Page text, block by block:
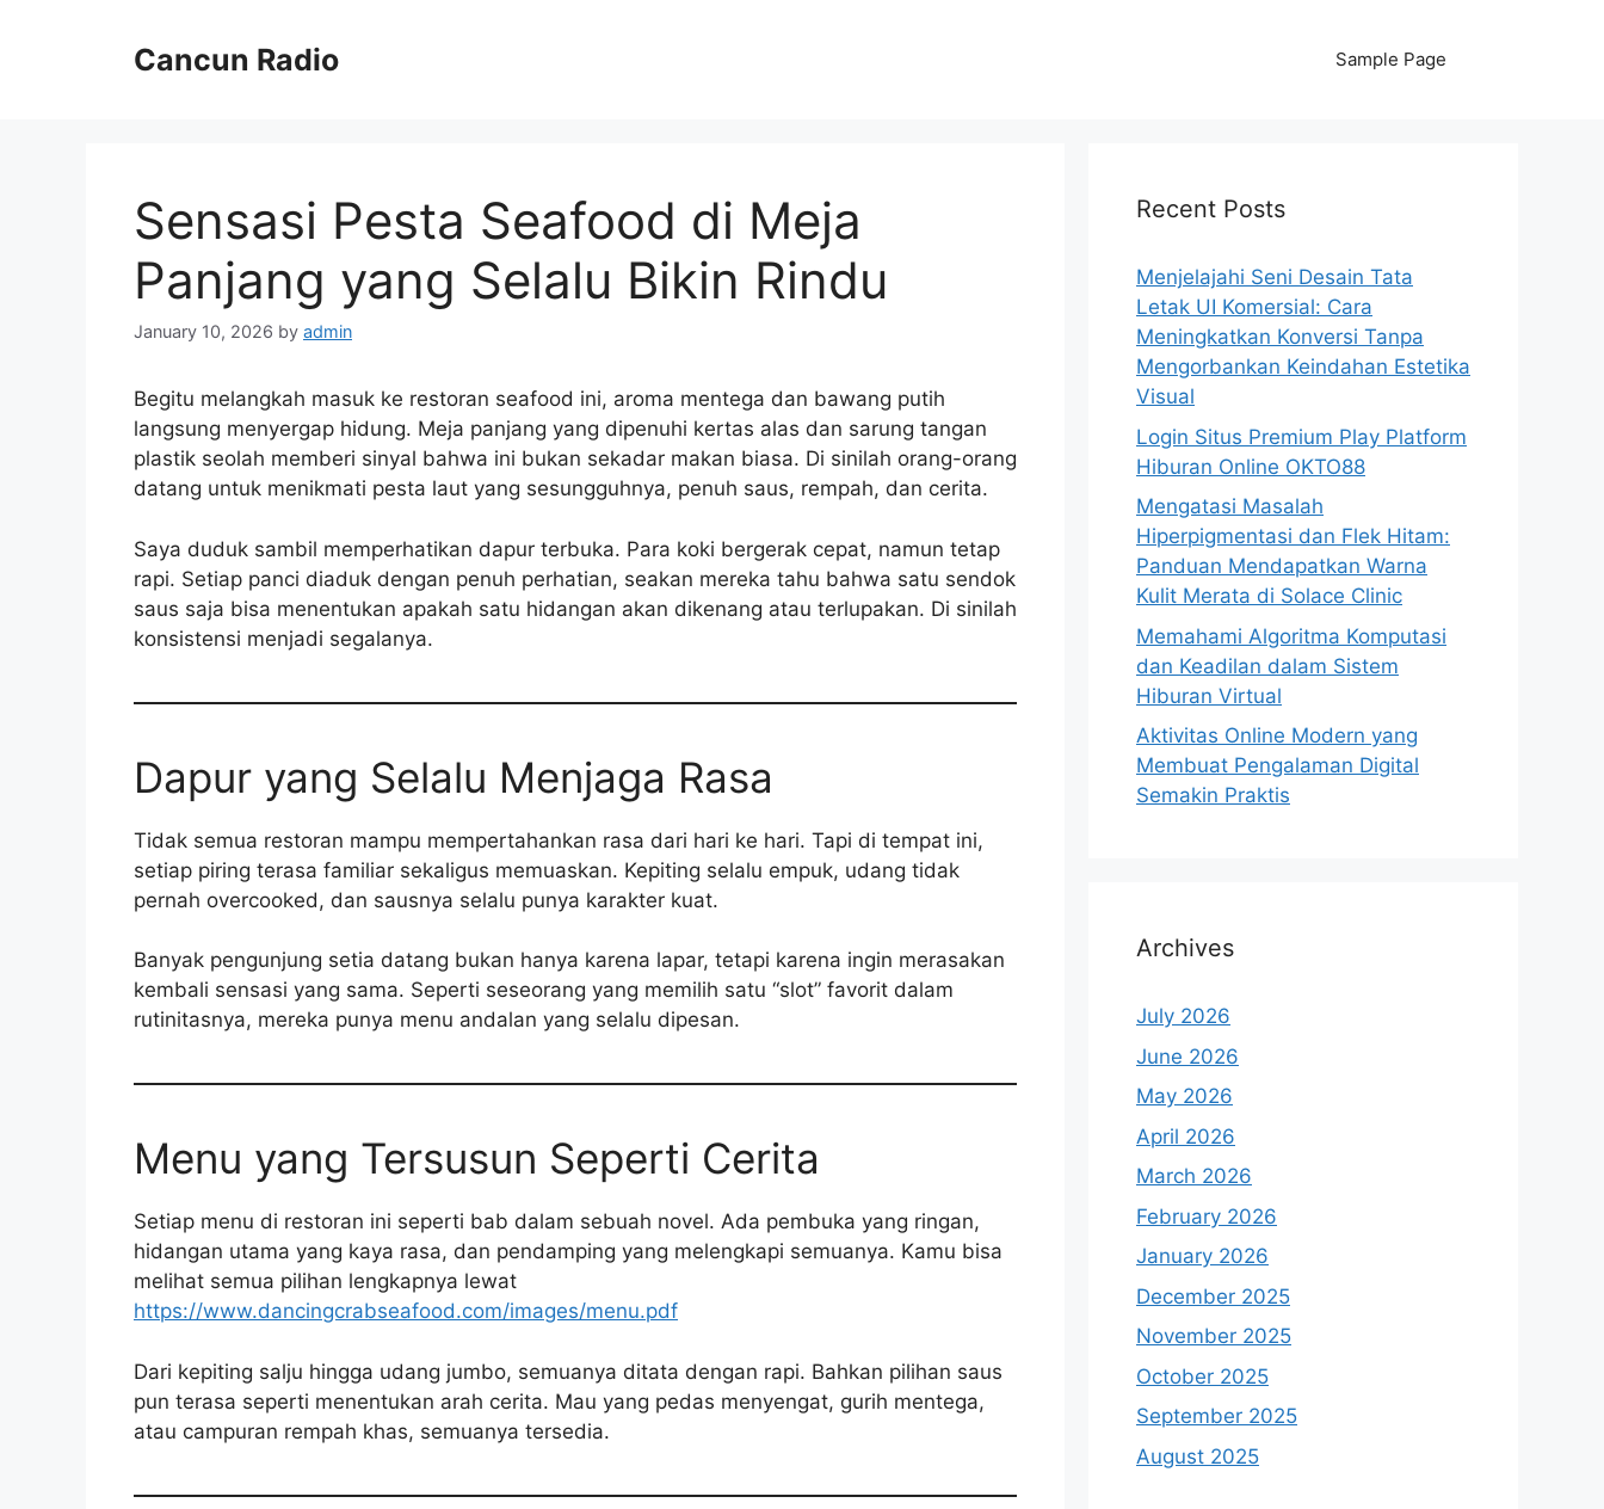
Cancun Radio Sample Page
Sensasi Pesta Seafood di Meja
Panjang yang Selalu Bikin Rindu
January 10, 2026 by admin
Begitu melangkah masuk ke restoran seafood ini, aroma mentega dan bawang putih
langsung menyergap hidung. Meja panjang yang dipenuhi kertas alas dan sarung tangan
plastik seolah memberi sinyal bahwa ini bukan sekadar makan biasa. Di sinilah orang-orang
datang untuk menikmati pesta laut yang sesungguhnya, penuh saus, rempah, dan cerita.
Saya duduk sambil memperhatikan dapur terbuka. Para koki bergerak cepat, namun tetap
rapi. Setiap panci diaduk dengan penuh perhatian, seakan mereka tahu bahwa satu sendok
saus saja bisa menentukan apakah satu hidangan akan dikenang atau terlupakan. Di sinilah
konsistensi menjadi segalanya.
Dapur yang Selalu Menjaga Rasa
Tidak semua restoran mampu mempertahankan rasa dari hari ke hari. Tapi di tempat ini,
setiap piring terasa familiar sekaligus memuaskan. Kepiting selalu empuk, udang tidak
pernah overcooked, dan sausnya selalu punya karakter kuat.
Banyak pengunjung setia datang bukan hanya karena lapar, tetapi karena ingin merasakan
kembali sensasi yang sama. Seperti seseorang yang memilih satu “slot” favorit dalam
rutinitasnya, mereka punya menu andalan yang selalu dipesan.
Menu yang Tersusun Seperti Cerita
Setiap menu di restoran ini seperti bab dalam sebuah novel. Ada pembuka yang ringan,
hidangan utama yang kaya rasa, dan pendamping yang melengkapi semuanya. Kamu bisa
melihat semua pilihan lengkapnya lewat
https://www.dancingcrabseafood.com/images/menu.pdf
Dari kepiting salju hingga udang jumbo, semuanya ditata dengan rapi. Bahkan pilihan saus
pun terasa seperti menentukan arah cerita. Mau yang pedas menyengat, gurih mentega,
atau campuran rempah khas, semuanya tersedia.
Recent Posts
Menjelajahi Seni Desain Tata
Letak UI Komersial: Cara
Meningkatkan Konversi Tanpa
Mengorbankan Keindahan Estetika
Visual
Login Situs Premium Play Platform
Hiburan Online OKTO88
Mengatasi Masalah
Hiperpigmentasi dan Flek Hitam:
Panduan Mendapatkan Warna
Kulit Merata di Solace Clinic
Memahami Algoritma Komputasi
dan Keadilan dalam Sistem
Hiburan Virtual
Aktivitas Online Modern yang
Membuat Pengalaman Digital
Semakin Praktis
Archives
July 2026
June 2026
May 2026
April 2026
March 2026
February 2026
January 2026
December 2025
November 2025
October 2025
September 2025
August 2025